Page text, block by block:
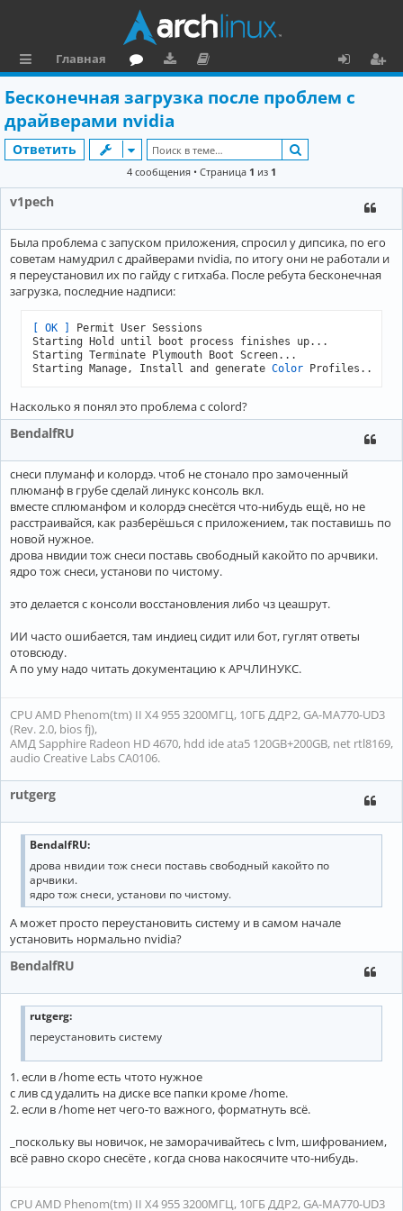
л
и
Главная
м
ру
зк
и
м
е
н
ц
и
а
и
я
Бесконечная загрузка после проблем с
драйверами nvidia
Ответить
4 сообщения • Страница 1 из 1
v1pech
Была проблема с запуском приложения, спросил у дипсика, по его
советам намудрил с драйверами nvidia, по итогу они не работали и
я переустановил их по гайду с гитхаба. После ребута бесконечная
загрузка, последние надписи:
[ OK ]
Permit User Sessions
Starting Hold until boot process finishes up...
Starting Terminate Plymouth Boot Screen...
Starting Manage, Install and generate Color
Насколько я понял это проблема с colord?
BendalfRU
снеси плуманф и колордэ. чтоб не стонало про замоченный
плюманф в грубе сделай линукс консоль вкл.
вместе сплюманфом и колордэ снесётся что-нибудь ещё, но не
расстраивайся, как разберёшься с приложением, так поставишь по
новой нужное.
дрова нвидии тож снеси поставь свободный какойто по арчвики.
ядро тож снеси, установи по чистому.
это делается с консоли восстановления либо чз цеашрут.
ИИ часто ошибается, там индиец сидит или бот, гуглят ответы
отовсюду.
А по уму надо читать документацию к АРЧЛИНУКС.
CPU AMD Phenom(tm) II X4 955 3200МГЦ, 10ГБ ДДР2, GA-MA770-UD3
(Rev. 2.0, bios fj),
АМД Sapphire Radeon HD 4670, hdd ide ata5 120GB+200GB, net rtl8169,
audio Creative Labs CA0106.
rutgerg
BendalfRU:
дрова нвидии тож снеси поставь свободный какойто по
арчвики.
ядро тож снеси, установи по чистому.
А может просто переустановить систему и в самом начале
установить нормально nvidia?
BendalfRU
rutgerg:
переустановить систему
1. если в /home есть чтото нужное
с лив сд удалить на диске все папки кроме /home.
2. если в /home нет чего-то важного, форматнуть всё.
_поскольку вы новичок, не заморачивайтесь с lvm, шифрованием,
всё равно скоро снесёте , когда снова накосячите что-нибудь.
CPU AMD Phenom(tm) II X4 955 3200МГЦ, 10ГБ ДДР2, GA-MA770-UD3